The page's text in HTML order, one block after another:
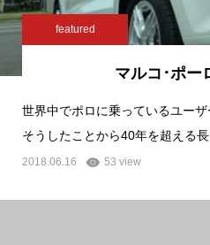
featured
マルコ･ポー
世界中でポロに乗っているユーザ
そうしたことから40年を超える
2018.06.16 53 view